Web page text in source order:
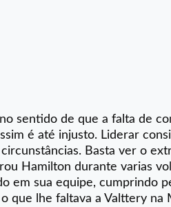
sentido de que a falta de
é até injusto. Liderar
Basta ver o
Hamilton durante varias
em sua equipe, cumprindo
que lhe faltava a Valttery